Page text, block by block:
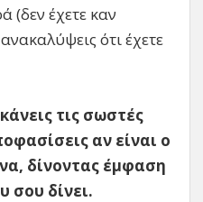
(δεν έχετε καν
ότι έχετε
τις σωστές
αν είναι ο
δίνοντας έμφαση
σου δίνει.